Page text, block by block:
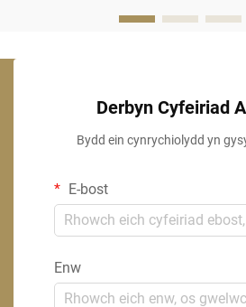
Derbyn Cyfeiriad
Bydd ein cynrychiolydd yn
E-bost
Enw